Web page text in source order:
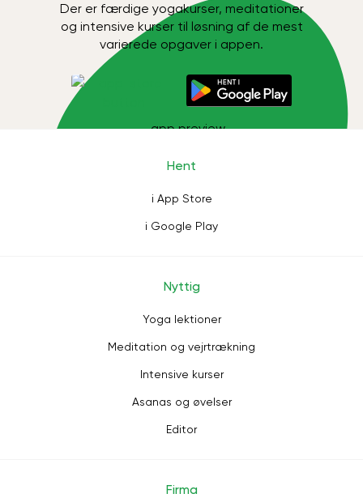
Der er færdige yogakurser, meditationer
og intensive kurser til løsning af de mest
varierede opgaver i appen.
Hent
i App Store
i Google Play
Nyttig
Yoga lektioner
Meditation og vejrtrækning
Intensive kurser
Asanas og øvelser
Editor
Firma